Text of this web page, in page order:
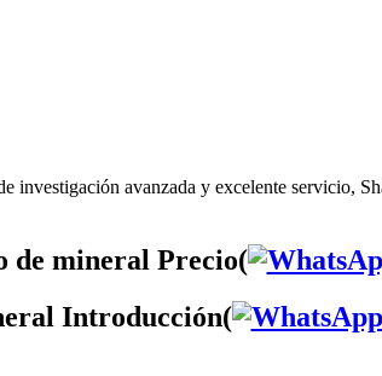
avanzada y excelente servicio,
de mineral Precio(
Introducción(